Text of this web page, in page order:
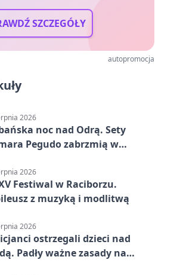
SZCZEGÓŁY
autopromocja
2026
noc nad Odrą. Sety
Pegudo zabrzmią w
2026
Festiwal w Raciborzu.
z muzyką i modlitwą
2026
ostrzegali dzieci nad
Padły ważne zasady na